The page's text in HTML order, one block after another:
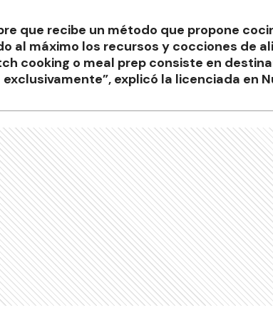
que recibe un método que propone
al máximo los recursos y cocciones de
cooking o meal prep consiste en
explicó la licenciada en